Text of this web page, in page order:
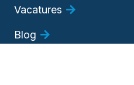
Vacatures
Blog